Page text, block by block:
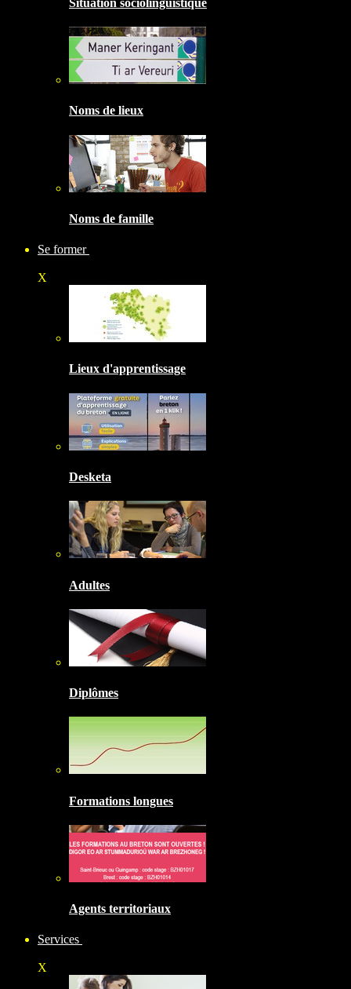
Noms de lieux
Noms de famille
Se former
X
Lieux d'apprentissage
Desketa
Adultes
Diplômes
Formations longues
Agents territoriaux
Services
X